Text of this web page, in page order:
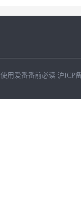
使用爱番番前必读 沪ICP